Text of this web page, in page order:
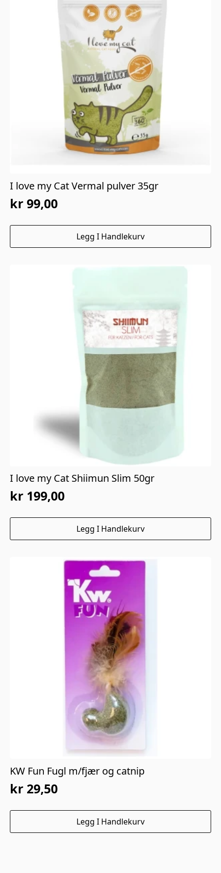
I love my Cat Vermal pulver 35gr
kr 99,00
Legg I Handlekurv
I love my Cat Shiimun Slim 50gr
kr 199,00
Legg I Handlekurv
KW Fun Fugl m/fjær og catnip
Opprinnelig
pris
kr 29,50
Nåværende
pris
Legg I Handlekurv